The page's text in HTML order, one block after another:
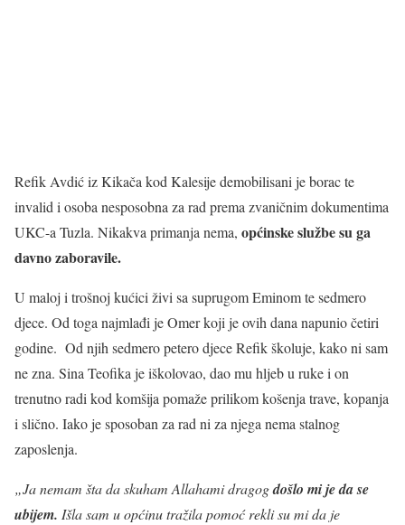
Refik Avdić iz Kikača kod Kalesije demobilisani je borac te
invalid i osoba nesposobna za rad prema zvaničnim dokumentima
UKC-a Tuzla. Nikakva primanja nema, općinske službe su ga
davno zaboravile.
U maloj i trošnoj kućici živi sa suprugom Eminom te sedmero
djece. Od toga najmlađi je Omer koji je ovih dana napunio četiri
godine. Od njih sedmero petero djece Refik školuje, kako ni sam
ne zna. Sina Teofika je iškolovao, dao mu hljeb u ruke i on
trenutno radi kod komšija pomaže prilikom košenja trave, kopanja
i slično. Iako je sposoban za rad ni za njega nema stalnog
zaposlenja.
„Ja nemam šta da skuham Allahami dragogdošlo mi je da se
ubijem. Išla sam u općinu tražila pomoć rekli su mi da je